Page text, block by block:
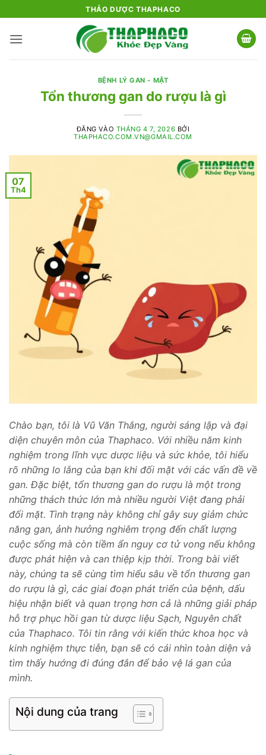
qua
nội
THẢO DƯỢC THAPHACO
BỆNH LÝ GAN - MẬT
Tổn thương gan do rượu là gì
ĐĂNG VÀO THÁNG 4 7, 2026 BỞI
THAPHACO.COM.VN@GMAIL.COM
07
Th4
Chào bạn, tôi là Vũ Văn Thắng, người sáng lập và đại
diện chuyên môn của Thaphaco. Với nhiều năm kinh
nghiệm trong lĩnh vực dược liệu và sức khỏe, tôi hiểu
rõ những lo lắng của bạn khi đối mặt với các vấn đề về
gan. Đặc biệt, tổn thương gan do rượu là một trong
những thách thức lớn mà nhiều người Việt đang phải
đối mặt. Tình trạng này không chỉ gây suy giảm chức
năng gan, ảnh hưởng nghiêm trọng đến chất lượng
cuộc sống mà còn tiềm ẩn nguy cơ tử vong nếu không
được phát hiện và can thiệp kịp thời. Trong bài viết
này, chúng ta sẽ cùng tìm hiểu sâu về tổn thương gan
do rượu là gì, các giai đoạn phát triển của bệnh, dấu
hiệu nhận biết và quan trọng hơn cả là những giải pháp
hỗ trợ phục hồi gan từ dược liệu Sạch, Nguyên chất
của Thaphaco. Tôi tin rằng với kiến thức khoa học và
kinh nghiệm thực tiễn, bạn sẽ có cái nhìn toàn diện và
tìm thấy hướng đi đúng đắn để bảo vệ lá gan của
mình.
Nội dung của trang